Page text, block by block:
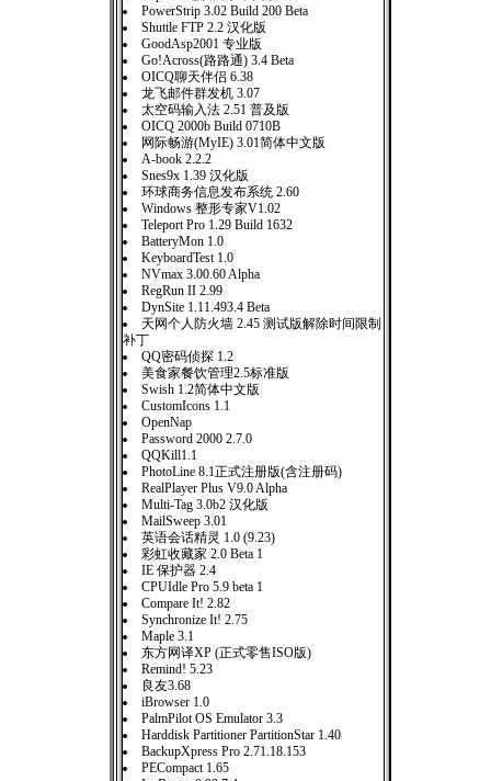
PowerStrip 3.02 Build 200 Beta
Shuttle FTP 2.2 汉化版
GoodAsp2001 专业版
Go!Across(路路通) 3.4 Beta
OICQ聊天伴侣 6.38
龙飞邮件群发机 3.07
太空码输入法 2.51 普及版
OICQ 2000b Build 0710B
网际畅游(MyIE) 3.01简体中文版
A-book 2.2.2
Snes9x 1.39 汉化版
环球商务信息发布系统 2.60
Windows 整形专家V1.02
Teleport Pro 1.29 Build 1632
BatteryMon 1.0
KeyboardTest 1.0
NVmax 3.00.60 Alpha
RegRun II 2.99
DynSite 1.11.493.4 Beta
天网个人防火墙 2.45 测试版解除时间限制
补丁
QQ密码侦探 1.2
美食家餐饮管理2.5标准版
Swish 1.2简体中文版
CustomIcons 1.1
OpenNap
Password 2000 2.7.0
QQKill1.1
PhotoLine 8.1正式注册版(含注册码)
RealPlayer Plus V9.0 Alpha
Multi-Tag 3.0b2 汉化版
MailSweep 3.01
英语会话精灵 1.0 (9.23)
彩虹收藏家 2.0 Beta 1
IE 保护器 2.4
CPUIdle Pro 5.9 beta 1
Compare It! 2.82
Synchronize It! 2.75
Maple 3.1
东方网译XP (正式零售ISO版)
Remind! 5.23
良友3.68
iBrowser 1.0
PalmPilot OS Emulator 3.3
Harddisk Partitioner PartitionStar 1.40
BackupXpress Pro 2.71.18.153
PECompact 1.65